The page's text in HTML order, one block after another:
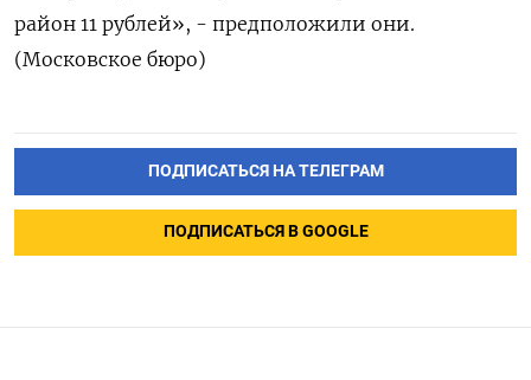
район 11 рублей», - предположили они.
(Московское бюро)
ПОДПИСАТЬСЯ НА ТЕЛЕГРАМ
ПОДПИСАТЬСЯ В GOOGLE